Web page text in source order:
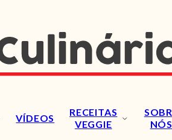
VÍDEOS
RECEITAS
VEGGIE
NÓS